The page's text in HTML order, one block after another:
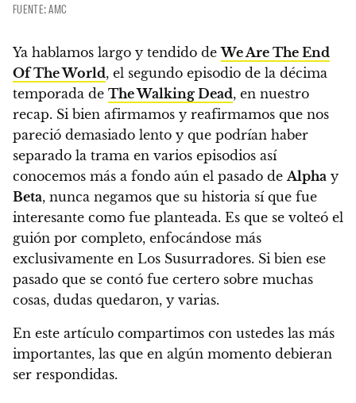
FUENTE: AMC
Ya hablamos largo y tendido deWe Are The End
Of The World, el segundo episodio de la décima
temporada de The Walking Dead, en nuestro
recap. Si bien afirmamos y reafirmamos que nos
pareció demasiado lento y que podrían haber
separado la trama en varios episodios así
conocemos más a fondo aún el pasado de Alpha y
Beta, nunca negamos que su historia sí que fue
interesante como fue planteada. Es que se volteó el
guión por completo, enfocándose más
exclusivamente en Los Susurradores. Si bien ese
pasado que se contó fue certero sobre muchas
cosas, dudas quedaron, y varias.
En este artículo compartimos con ustedes las más
importantes, las que en algún momento debieran
ser respondidas.